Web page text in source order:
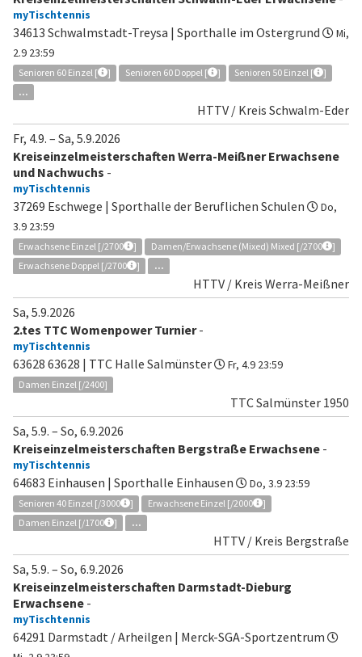
myTischtennis
34613 Schwalmstadt-Treysa | Sporthalle im Ostergrund
Mi,
2.9 23:59
Senioren 60 Einzel [ ] Senioren 60 Doppel [ ] Senioren 50 Einzel [
]
...
HTTV / Kreis Schwalm-Eder
Fr, 4.9. – Sa, 5.9.2026
Kreiseinzelmeisterschaften Werra-Meißner Erwachsene
und Nachwuchs -
myTischtennis
37269 Eschwege | Sporthalle der Beruflichen Schulen
Do,
3.9 23:59
Erwachsene Einzel [/2700 ] Damen/Erwachsene (Mixed) Mixed [/2700
]
Erwachsene Doppel [/2700
] ...
HTTV / Kreis Werra-Meißner
Sa, 5.9.2026
2.tes TTC Womenpower Turnier-
myTischtennis
63628 63628 | TTC Halle Salmünster Fr, 4.9 23:59
Damen Einzel [/2400]
TTC Salmünster 1950
Sa, 5.9. – So, 6.9.2026
Kreiseinzelmeisterschaften Bergstraße Erwachsene -
myTischtennis
64683 Einhausen | Sporthalle Einhausen Do, 3.9 23:59
Senioren 40 Einzel [/3000 ] Erwachsene Einzel [/2000
]
Damen Einzel [/1700
] ...
HTTV / Kreis Bergstraße
Sa, 5.9. – So, 6.9.2026
Kreiseinzelmeisterschaften Darmstadt-Dieburg
Erwachsene -
myTischtennis
64291 Darmstadt / Arheilgen | Merck-SGA-Sportzentrum